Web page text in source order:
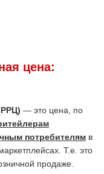
цена:
— это цена, по
потребителям в
Т.е. это
продаже.